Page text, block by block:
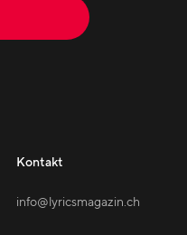
Kontakt
info@lyricsmagazin.ch